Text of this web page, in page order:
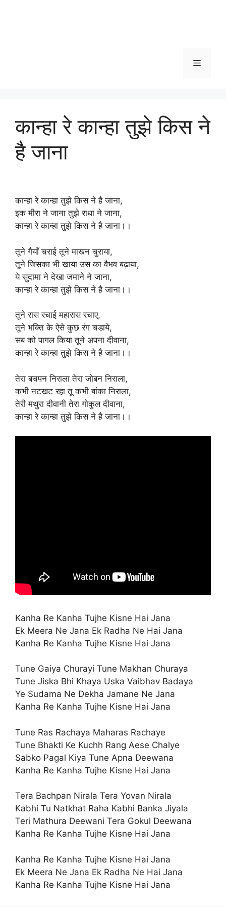
Menu
कान्हा रे कान्हा तुझे किस ने
है जाना
कान्हा रे कान्हा तुझे किस ने है जाना,
इक मीरा ने जाना तुझे राधा ने जाना,
कान्हा रे कान्हा तुझे किस ने है जाना।।
तूने गैयाँ चराई तूने माखन चुराया,
तूने जिसका भी खाया उस का वैभव बढ़ाया,
ये सुदामा ने देखा जमाने ने जाना,
कान्हा रे कान्हा तुझे किस ने है जाना।।
तूने रास रचाई महारास रचाए,
तूने भक्ति के ऐसे कुछ रंग चडाये,
सब को पागल किया तूने अपना दीवाना,
कान्हा रे कान्हा तुझे किस ने है जाना।।
तेरा बचपन निराला तेरा जोबन निराला,
कभी नटखट रहा तू कभी बांका निराला,
तेरी मथुरा दीवानी तेरा गोकुल दीवाना,
कान्हा रे कान्हा तुझे किस ने है जाना।।
Kanha Re Kanha Tujhe Kisne Hai Jana
Ek Meera Ne Jana Ek Radha Ne Hai Jana
Kanha Re Kanha Tujhe Kisne Hai Jana
Tune Gaiya Churayi Tune Makhan Churaya
Tune Jiska Bhi Khaya Uska Vaibhav Badaya
Ye Sudama Ne Dekha Jamane Ne Jana
Kanha Re Kanha Tujhe Kisne Hai Jana
Tune Ras Rachaya Maharas Rachaye
Tune Bhakti Ke Kuchh Rang Aese Chalye
Sabko Pagal Kiya Tune Apna Deewana
Kanha Re Kanha Tujhe Kisne Hai Jana
Tera Bachpan Nirala Tera Yovan Nirala
Kabhi Tu Natkhat Raha Kabhi Banka Jiyala
Teri Mathura Deewani Tera Gokul Deewana
Kanha Re Kanha Tujhe Kisne Hai Jana
Kanha Re Kanha Tujhe Kisne Hai Jana
Ek Meera Ne Jana Ek Radha Ne Hai Jana
Kanha Re Kanha Tujhe Kisne Hai Jana